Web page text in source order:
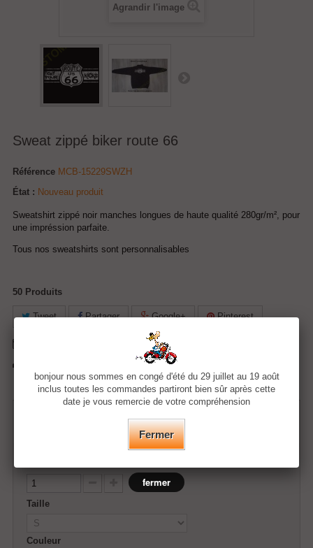
Agrandir l'image
Sweat zippé biker route 66
Référence MCB-15229SWZH
État : Nouveau produit
Sweatshirt zippé noir manches longues de haute qualité 280gr/m², pour
une impréssion parfaite.
Tous nos sweatshirts sont personnalisables
50 Produits
Tweet Partager Google+ Pinterest
Taille
Couleur
bonjour nous sommes en congé d'été du 29 juillet au 19 août
inclus toutes les commandes partiront bien sûr après cette
date je vous remercie de votre compréhension
Fermer
fermer